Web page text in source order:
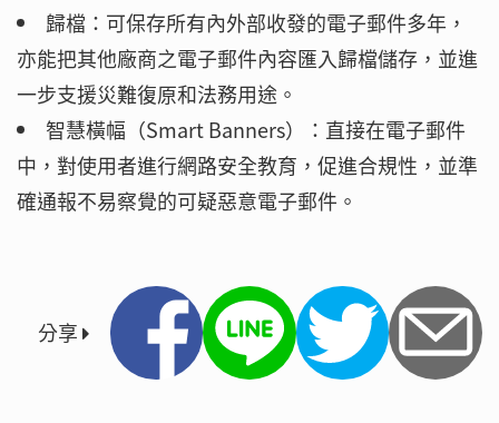
歸檔：可保存所有內外部收發的電子郵件多年，
亦能把其他廠商之電子郵件內容匯入歸檔儲存，並進
一步支援災難復原和法務用途。
智慧橫幅（Smart Banners）：直接在電子郵件
中，對使用者進行網路安全教育，促進合規性，並準
確通報不易察覺的可疑惡意電子郵件。
分享